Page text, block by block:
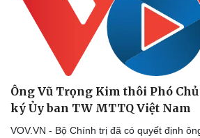
Thể thao
Bóng đá
Lịch thi đấu bóng đá
Thế giới thể thao
Hậu trường
Ô tô -
Ô tô
Xe
Tư vấn
Ông Vũ Trọng Kim thôi Phó
ký Ủy ban TW MTTQ Việt Nam
VOV.VN - Bộ Chính trị đã có quyết định